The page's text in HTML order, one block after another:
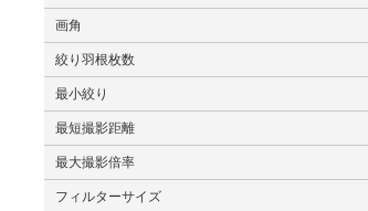
画角
絞り羽根枚数
最小絞り
最短撮影距離
最大撮影倍率
フィルターサイズ